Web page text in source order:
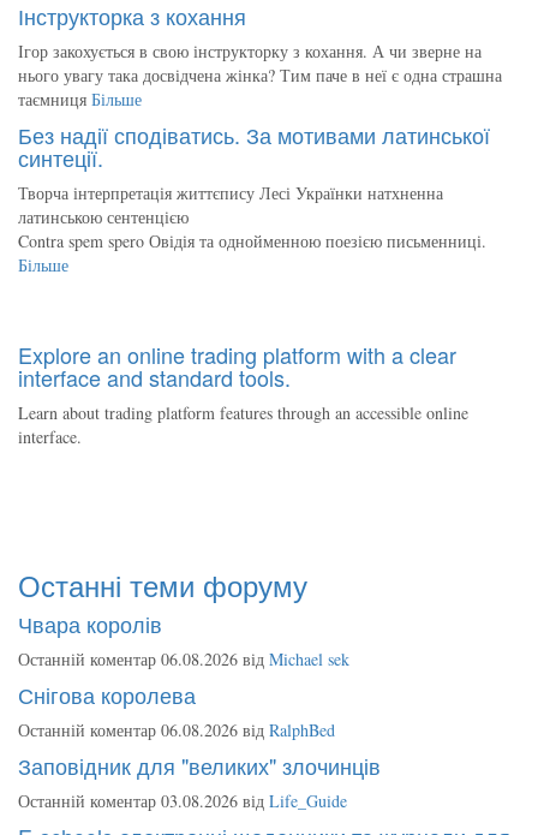
Інструкторка з кохання
Ігор закохується в свою інструкторку з кохання. А чи зверне на
нього увагу така досвідчена жінка? Тим паче в неї є одна страшна
таємниця Більше
Без надії сподіватись. За мотивами латинської
синтеції.
Творча інтерпретація життєпису Лесі Українки натхненна
латинською сентенцією
Contra spem spero Овідія та однойменною поезією письменниці.
Більше
Explore an online trading platform with a clear
interface and standard tools.
Learn about trading platform features through an accessible online
interface.
Останні теми форуму
Чвара королів
Останній коментар 06.08.2026 від Michael sek
Снігова королева
Останній коментар 06.08.2026 від RalphBed
Заповідник для "великих" злочинців
Останній коментар 03.08.2026 від Life_Guide